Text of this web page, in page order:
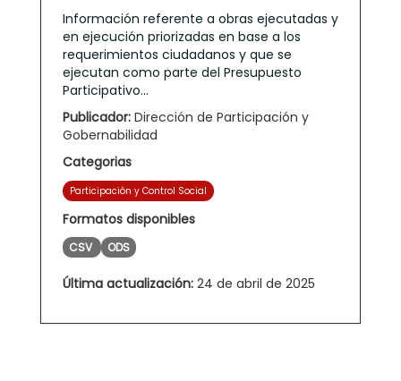
Información referente a obras ejecutadas y
en ejecución priorizadas en base a los
requerimientos ciudadanos y que se
ejecutan como parte del Presupuesto
Participativo...
Publicador: Dirección de Participación y
Gobernabilidad
Categorias
Participación y Control Social
Formatos disponibles
CSV ODS
Última actualización: 24 de abril de 2025